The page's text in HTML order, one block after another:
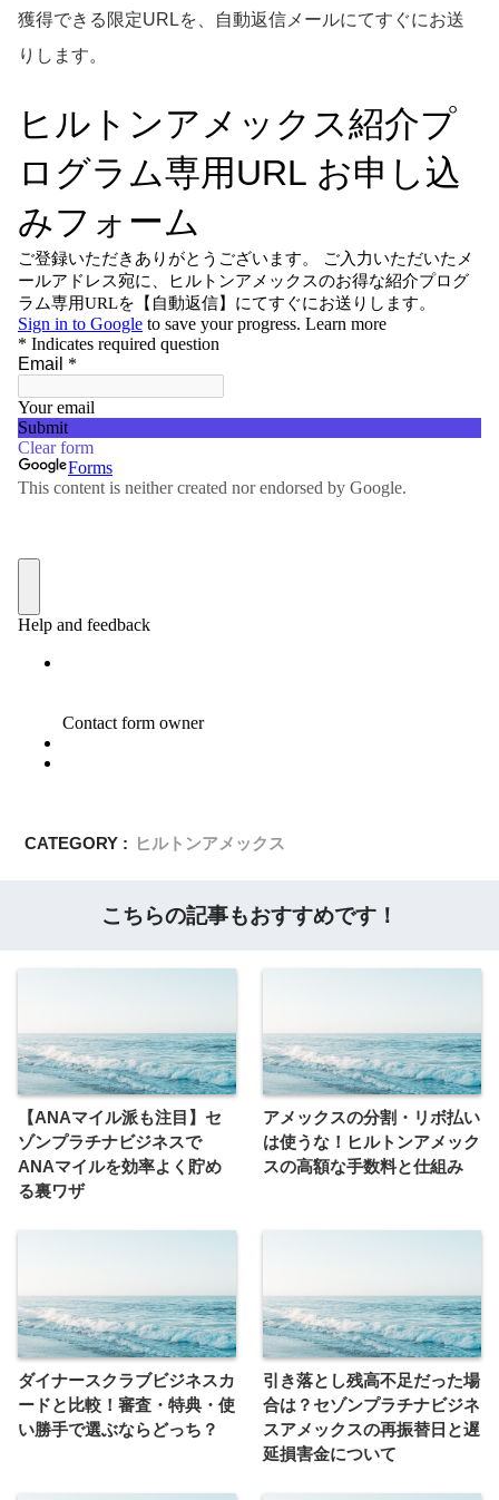
獲得できる限定URLを、自動返信メールにてすぐにお送
りします。
CATEGORY : ヒルトンアメックス
こちらの記事もおすすめです！
【ANAマイル派も注目】セ
ゾンプラチナビジネスで
ANAマイルを効率よく貯め
る裏ワザ
アメックスの分割・リボ払い
は使うな！ヒルトンアメック
スの高額な手数料と仕組み
ダイナースクラブビジネスカ
ードと比較！審査・特典・使
い勝手で選ぶならどっち？
引き落とし残高不足だった場
合は？セゾンプラチナビジネ
スアメックスの再振替日と遅
延損害金について